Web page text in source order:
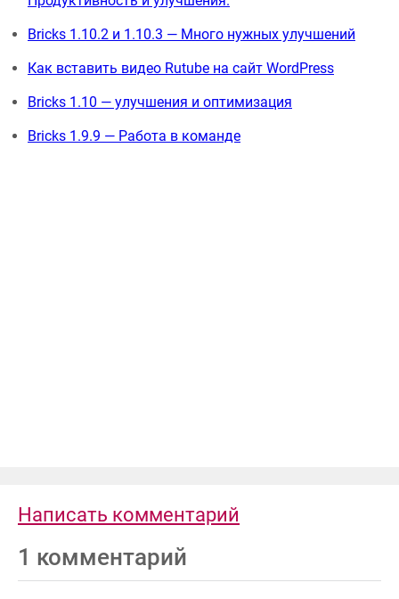
Bricks 1.10.2 и 1.10.3 — Много нужных улучшений
Как вставить видео Rutube на сайт WordPress
Bricks 1.10 — улучшения и оптимизация
Bricks 1.9.9 — Работа в команде
Написать комментарий
1 комментарий